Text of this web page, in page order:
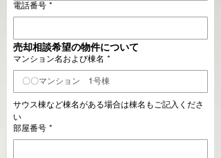
電話番号 *
売却相談希望の物件について
マンション名および棟名 *
サウス棟など棟名がある場合は棟名もご記入くださ
い
部屋番号 *